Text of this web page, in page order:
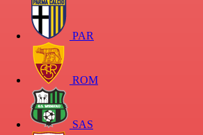
PAR
ROM
SAS